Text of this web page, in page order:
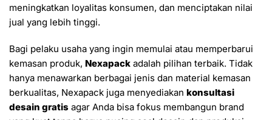
meningkatkan loyalitas konsumen, dan menciptakan nilai
jual yang lebih tinggi.
Bagi pelaku usaha yang ingin memulai atau memperbarui
kemasan produk, Nexapack adalah pilihan terbaik. Tidak
hanya menawarkan berbagai jenis dan material kemasan
berkualitas, Nexapack juga menyediakan konsultasi
desain gratis agar Anda bisa fokus membangun brand